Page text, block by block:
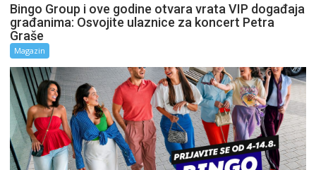
Bingo Group i ove godine otvara vrata VIP događaja
građanima: Osvojite ulaznice za koncert Petra
Graše
Magazin